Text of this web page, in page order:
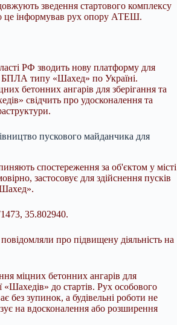
зведення стартового комплексу
це інформував рух опору АТЕШ.
РФ зводить нову платформу для
БПЛА типу «Шахед» по Україні.
бетонних ангарів для зберігання та
свідчить про удосконалення та
пускового майданчика для
спостереження за об'єктом у місті
застосовує для здійснення пусків
35.802940.
про підвищену діяльність на
міцних бетонних ангарів для
«Шахедів» до стартів. Рух особового
без зупинок, а будівельні роботи не
на вдосконалення або розширення